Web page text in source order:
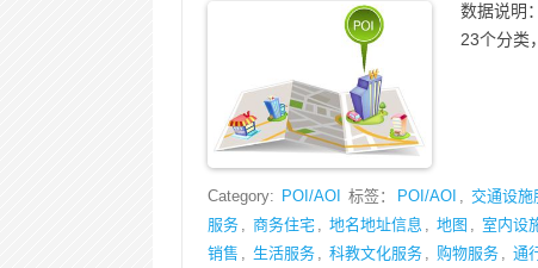
数据说明
23个分类
Category: POI/AOI 标签： POI/AOI , 交通设施
服务 , 商务住宅 , 地名地址信息 , 地图 , 室内设
销售 , 生活服务 , 科教文化服务 , 购物服务 , 通